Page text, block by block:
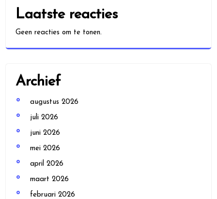
Laatste reacties
Geen reacties om te tonen.
Archief
augustus 2026
juli 2026
juni 2026
mei 2026
april 2026
maart 2026
februari 2026